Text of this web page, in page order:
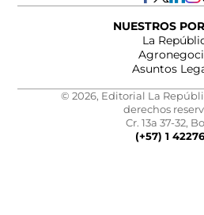
NUESTROS
La
Asuntos
© 2026, Editorial La
derechos
Cr. 13a 37-32,
(+57) 1